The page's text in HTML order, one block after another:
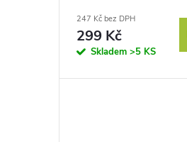
247 Kč bez DPH
299 Kč
Skladem >5 KS